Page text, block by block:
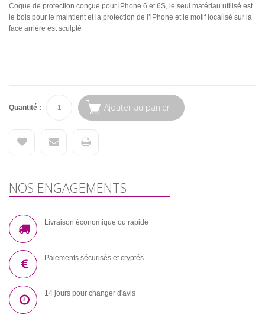
Coque de protection conçue pour iPhone 6 et 6S, le seul matériau utilisé est
le bois pour le maintient et la protection de l’iPhone et le motif localisé sur la
face arrière est sculpté
Quantité : Ajouter au panier
NOS ENGAGEMENTS
Livraison économique ou rapide
Paiements sécurisés et cryptés
14 jours pour changer d'avis